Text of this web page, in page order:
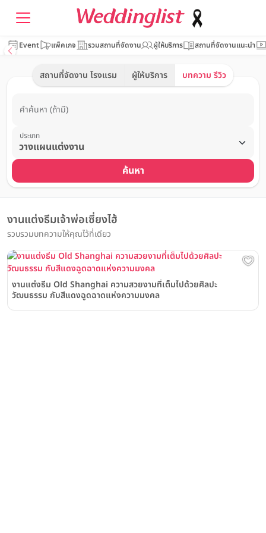
Event แพ็คเกจ รวมสถานที่จัดงาน ผู้ให้บริการ สถานที่จัดงานแนะนำ
สถานที่จัดงาน โรงแรม ผู้ให้บริการ บทความ รีวิว
คำค้นหา (ถ้ามี)
ประเภท
ค้นหา
งานแต่งธีมเจ้าพ่อเซี่ยงไฮ้
รวบรวมบทความให้คุณไว้ที่เดียว
งานแต่งธีม Old Shanghai ความสวยงามที่เต็มไปด้วยศิลปะ
วัฒนธรรม กับสีแดงฉูดฉาดแห่งความมงคล